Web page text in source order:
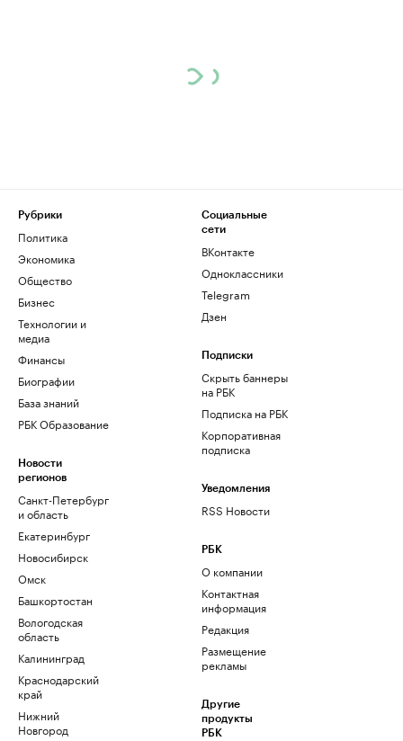
Рубрики
Политика
Экономика
Общество
Бизнес
Технологии и
медиа
Финансы
Биографии
База знаний
РБК Образование
Новости
регионов
Санкт-Петербург
и область
Екатеринбург
Новосибирск
Омск
Башкортостан
Вологодская
область
Калининград
Краснодарский
край
Нижний
Новгород
Социальные
сети
ВКонтакте
Одноклассники
Telegram
Дзен
Подписки
Скрыть баннеры
на РБК
Подписка на РБК
Корпоративная
подписка
Уведомления
RSS Новости
РБК
О компании
Контактная
информация
Редакция
Размещение
рекламы
Другие
продукты
РБК